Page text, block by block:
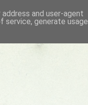
and user-agent
service, generate usage